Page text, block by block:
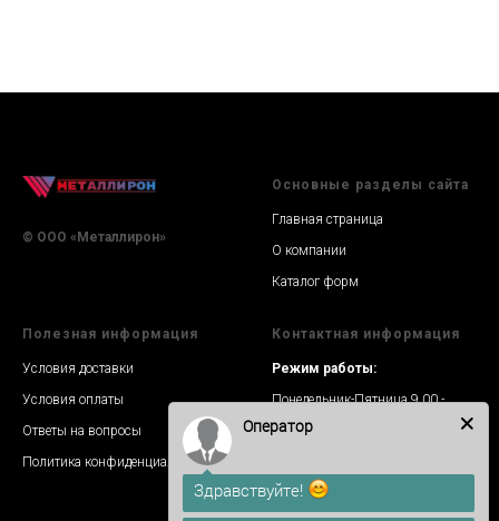
© ООО «Металлирон»
Основные разделы сайта
Главная страница
О компании
Каталог форм
Полезная информация
Условия доставки
Условия оплаты
Ответы на вопросы
Политика конфиденциальности
Контактная информация
Режим работы:
Понедельник-Пятница 9.00 -
18.00
+7 (991) 212-23-23
WhatsApp
Оператор
Здравствуйте!